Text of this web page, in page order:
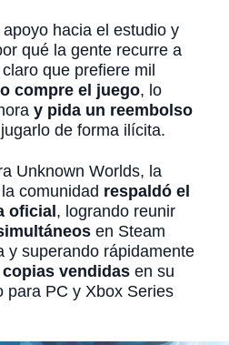
hacia el estudio y
qué la gente recurre a
que prefiere mil
compre el juego, lo
y pida un reembolso
de forma ilícita.
Unknown Worlds, la
comunidad respaldó el
oficial, logrando reunir
en Steam
y superando rápidamente
vendidas en su
para PC y Xbox Series